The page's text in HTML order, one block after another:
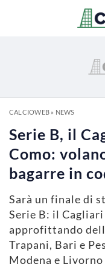
CALCIOWEB» NEWS
Serie B, il
Como:
bagarre in
Sarà un finale di
Serie B: il Cagliari
approfittando
Trapani, Bari e
Modena e Livorno